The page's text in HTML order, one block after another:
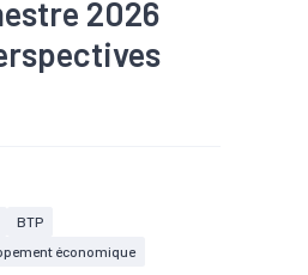
2026
publics
BTP
économique